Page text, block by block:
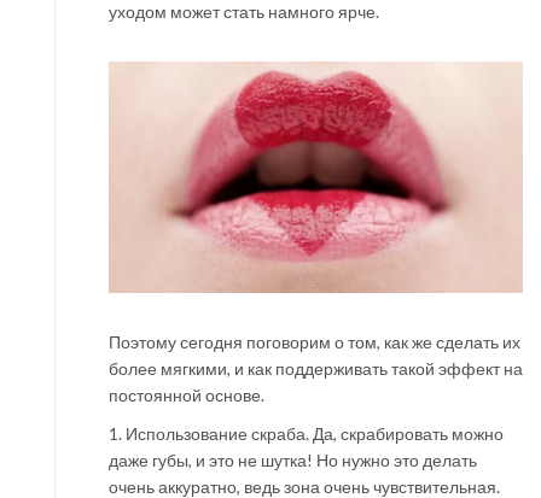
уходом может стать намного ярче.
Поэтому сегодня поговорим о том, как же сделать их
более мягкими, и как поддерживать такой эффект на
постоянной основе.
1. Использование скраба. Да, скрабировать можно
даже губы, и это не шутка! Но нужно это делать
очень аккуратно, ведь зона очень чувствительная.